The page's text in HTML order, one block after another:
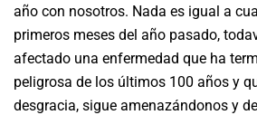
año con nosotros. Nada es igual a
primeros meses del año pasado,
afectado una enfermedad que ha
peligrosa de los últimos 100 años y
desgracia, sigue amenazándonos y